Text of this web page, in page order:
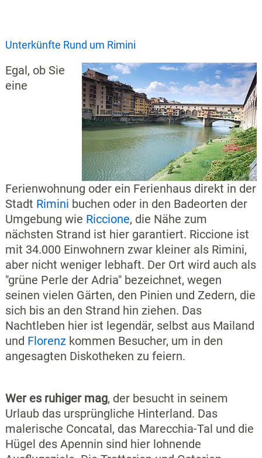
Unterkünfte Rund um Rimini
Egal, ob Sie
eine
Ferienwohnung oder ein Ferienhaus direkt in der
Stadt Rimini buchen oder in den Badeorten der
Umgebung wie Riccione, die Nähe zum
nächsten Strand ist hier garantiert. Riccione ist
mit 34.000 Einwohnern zwar kleiner als Rimini,
aber nicht weniger lebhaft. Der Ort wird auch als
"grüne Perle der Adria" bezeichnet, wegen
seinen vielen Gärten, den Pinien und Zedern, die
sich bis an den Strand hin ziehen. Das
Nachtleben hier ist legendär, selbst aus Mailand
und Florenzkommen Besucher, um in den
angesagten Diskotheken zu feiern.
Wer es ruhiger mag, der besucht in seinem
Urlaub das ursprüngliche Hinterland. Das
malerische Concatal, das Marecchia-Tal und die
Hügel des Apennin sind hier lohnende